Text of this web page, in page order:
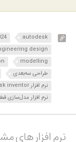
autodesk
design
modelling
طراحی سه‌بعدی
نرم افزار autodesk inventor
نرم افزار مدل‌سازی